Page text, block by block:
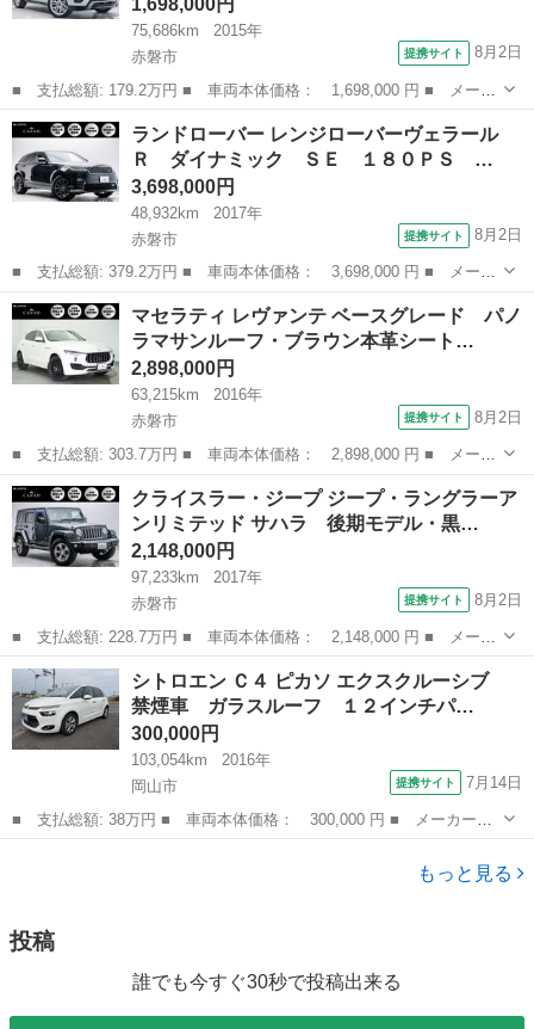
1,698,000円
75,686km
2015年
赤磐市
提携サイト 8月2日
■ 支払総額: 179.2万円 ■ 車両本体価格： 1,698,000 円 ■ メーカ
ー名： ランドローバー ■ 車種名： レンジローバーイヴォーク
■ グレード名： ＨＳＥダイナミック 後期モデル・パノラマルー
フ・茶黒コ...
岡山 赤磐市 その他
ランドローバー レンジローバーヴェラール
Ｒ ダイナミック ＳＥ １８０ＰＳ …
3,698,000円
48,932km
2017年
赤磐市
提携サイト 8月2日
■ 支払総額: 379.2万円 ■ 車両本体価格： 3,698,000 円 ■ メーカ
ー名： ランドローバー ■ 車種名： レンジローバーヴェラール
■ グレード名： Ｒ ダイナミック ＳＥ １８０ＰＳ ベージュレ
ザーシー...
岡山 赤磐市 その他
マセラティ レヴァンテ ベースグレード パノ
ラマサンルーフ・ブラウン本革シート…
2,898,000円
63,215km
2016年
赤磐市
提携サイト 8月2日
■ 支払総額: 303.7万円 ■ 車両本体価格： 2,898,000 円 ■ メーカ
ー名： マセラティ ■ 車種名： レヴァンテ ■ グレード名： ベ
ースグレード パノラマサンルーフ・ブラウン本革シート・Ｂｏｗｅ
ｒｓ＆Ｗ...
岡山 赤磐市 その他
クライスラー・ジープ ジープ・ラングラーア
ンリミテッド サハラ 後期モデル・黒…
2,148,000円
97,233km
2017年
赤磐市
提携サイト 8月2日
■ 支払総額: 228.7万円 ■ 車両本体価格： 2,148,000 円 ■ メーカ
ー名： クライスラー・ジープ ■ 車種名： ジープ・ラングラーア
ンリミテッド ■ グレード名： サハラ 後期モデル・黒本革シー
ト・リクラ...
岡山 赤磐市 その他
シトロエン Ｃ４ ピカソ エクスクルーシブ
禁煙車 ガラスルーフ １２インチパ…
300,000円
103,054km
2016年
岡山市
提携サイト 7月14日
■ 支払総額: 38万円 ■ 車両本体価格： 300,000 円 ■ メーカー
名： シトロエン ■ 車種名： Ｃ４ ピカソ ■ グレード名： エク
スクルーシブ 禁煙車 ガラスルーフ １２インチパノラミックスク
もっと見る
投稿
誰でも今すぐ30秒で投稿出来る